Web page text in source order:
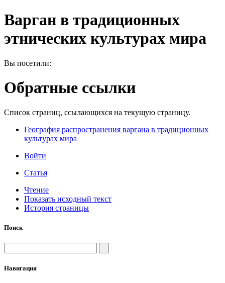
Варган в традиционных
этнических культурах мира
Вы посетили:
Обратные ссылки
Список страниц, ссылающихся на текущую страницу.
География распространения варгана в традиционных
культурах мира
Войти
Статья
Чтение
Показать исходный текст
История страницы
Поиск
Навигация